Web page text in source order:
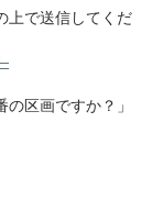
上で送信してくだ
区画ですか？」